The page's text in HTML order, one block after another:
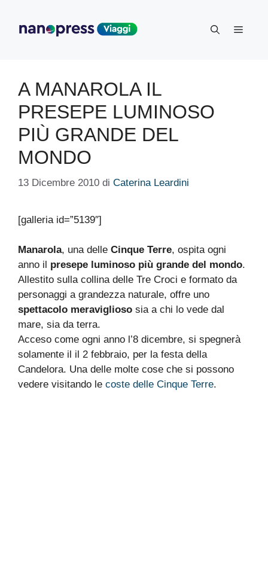
contenuto
Menu
A MANAROLA IL
PRESEPE LUMINOSO
PIÙ GRANDE DEL
MONDO
13 Dicembre 2010 di Caterina Leardini
[galleria id=”5139″]
Manarola, una delle Cinque Terre, ospita ogni
anno il presepe luminoso più grande del mondo.
Allestito sulla collina delle Tre Croci e formato da
personaggi a grandezza naturale, offre uno
spettacolo meraviglioso sia a chi lo vede dal
mare, sia da terra.
Acceso come ogni anno l’8 dicembre, si spegnerà
solamente il il 2 febbraio, per la festa della
Candelora. Una delle molte cose che si possono
vedere visitando le coste delle Cinque Terre.